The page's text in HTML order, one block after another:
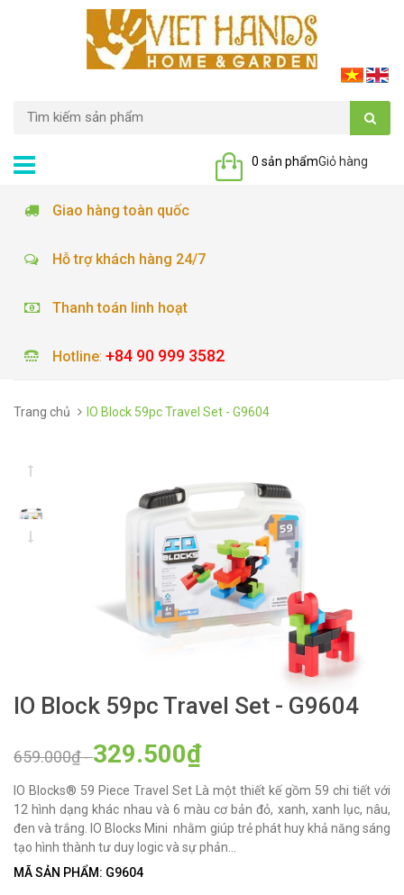
Giỏ hàng
0 sản phẩm
Giao hàng toàn quốc
Hỗ trợ khách hàng 24/7
Thanh toán linh hoạt
Hotline: +84 90 999 3582
Trang chủ IO Block 59pc Travel Set - G9604
IO Block 59pc Travel Set - G9604
659.000₫-329.500₫
IO Blocks® 59 Piece Travel Set Là một thiết kế gồm 59 chi tiết với
12 hình dạng khác nhau và 6 màu cơ bản đỏ, xanh, xanh lục, nâu,
đen và trắng. IO Blocks Mini nhằm giúp trẻ phát huy khả năng sáng
tạo hình thành tư duy logic và sự phản...
MÃ SẢN PHẨM: G9604